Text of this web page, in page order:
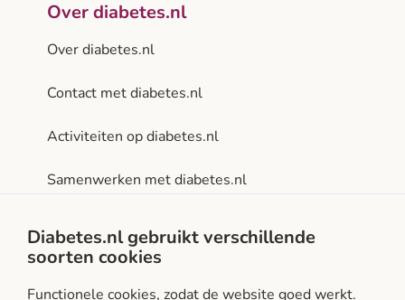
Over diabetes.nl
Over diabetes.nl
Contact met diabetes.nl
Activiteiten op diabetes.nl
Samenwerken met diabetes.nl
Diabetes.nl gebruikt verschillende
soorten cookies
Functionele cookies, zodat de website goed werkt.